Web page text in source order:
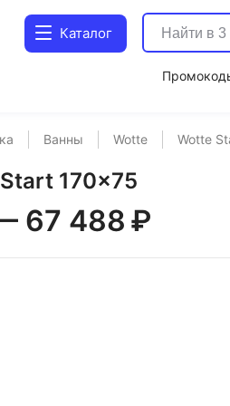
Каталог
Ванны Wotte Wotte
170x75
67 488 ₽